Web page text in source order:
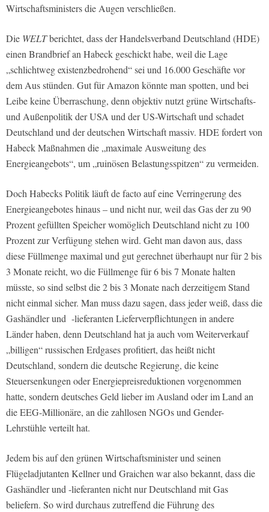
Wirtschaftsministers die Augen verschließen.
Die WELTberichtet, dass der Handelsverband Deutschland (HDE)
einen Brandbrief an Habeck geschickt habe, weil die Lage
„schlichtweg existenzbedrohend“ sei und 16.000 Geschäfte vor
dem Aus stünden. Gut für Amazon könnte man spotten, und bei
Leibe keine Überraschung, denn objektiv nutzt grüne Wirtschafts-
und Außenpolitik der USA und der US-Wirtschaft und schadet
Deutschland und der deutschen Wirtschaft massiv. HDE fordert von
Habeck Maßnahmen die „maximale Ausweitung des
Energieangebots“, um „ruinösen Belastungsspitzen“ zu vermeiden.
Doch Habecks Politik läuft de facto auf eine Verringerung des
Energieangebotes hinaus – und nicht nur, weil das Gas der zu 90
Prozent gefüllten Speicher womöglich Deutschland nicht zu 100
Prozent zur Verfügung stehen wird. Geht man davon aus, dass
diese Füllmenge maximal und gut gerechnet überhaupt nur für 2 bis
3 Monate reicht, wo die Füllmenge für 6 bis 7 Monate halten
müsste, so sind selbst die 2 bis 3 Monate nach derzeitigem Stand
nicht einmal sicher. Man muss dazu sagen, dass jeder weiß, dass die
Gashändler und -lieferanten Lieferverpflichtungen in andere
Länder haben, denn Deutschland hat ja auch vom Weiterverkauf
„billigen“ russischen Erdgases profitiert, das heißt nicht
Deutschland, sondern die deutsche Regierung, die keine
Steuersenkungen oder Energiepreisreduktionen vorgenommen
hatte, sondern deutsches Geld lieber im Ausland oder im Land an
die EEG-Millionäre, an die zahllosen NGOs und Gender-
Lehrstühle verteilt hat.
Jedem bis auf den grünen Wirtschaftsminister und seinen
Flügeladjutanten Kellner und Graichen war also bekannt, dass die
Gashändler und -lieferanten nicht nur Deutschland mit Gas
beliefern. So wird durchaus zutreffend die Führung des